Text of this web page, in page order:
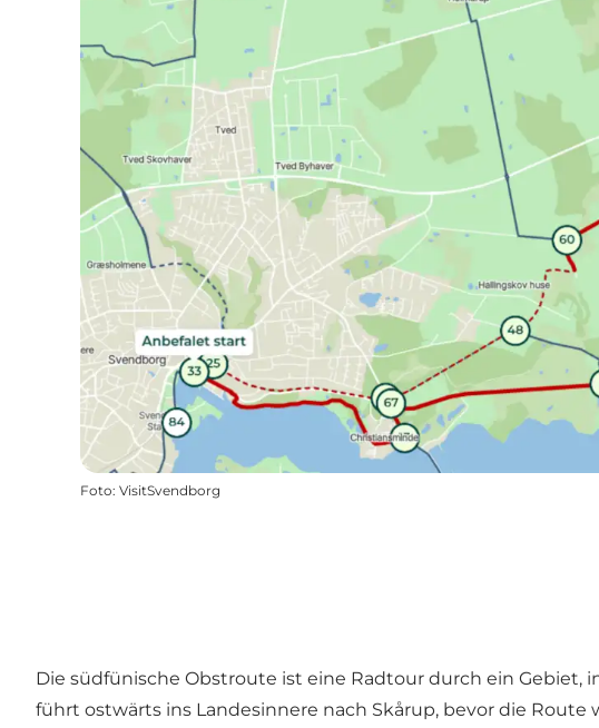
Foto: VisitSvendborg
Die südfünische Obstroute ist eine Radtour durch ein
führt ostwärts ins Landesinnere nach Skårup, bevor die